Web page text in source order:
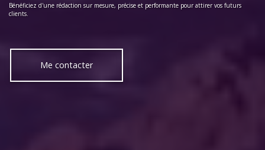
Bénéficiez d'une rédaction sur mesure, précise et performante pour attirer vos futurs
clients.
Me contacter